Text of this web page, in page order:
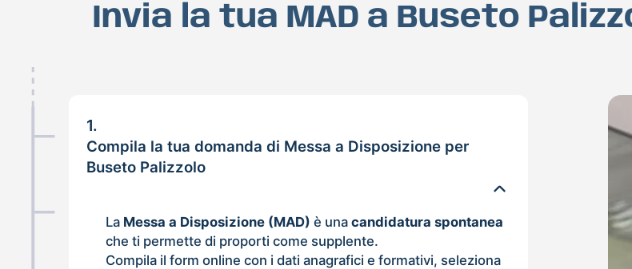
Invia la tua MAD a Buseto
1.
Compila la tua domanda di Messa a Disposizione per
Buseto Palizzolo
La Messa a Disposizione (MAD) è unacandidatura spontanea
che ti permette di proporti come supplente.
Compila il form online con i dati anagrafici e formativi, seleziona